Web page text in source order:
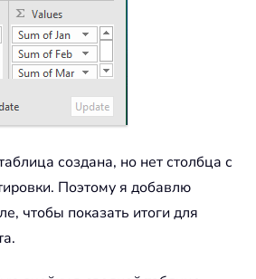
создана, но нет столбца с
Поэтому я добавлю
чтобы показать итоги для